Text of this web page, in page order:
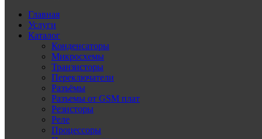
Главная
Услуги
Каталог
Конденсаторы
Микросхемы
Транзисторы
Переключатели
Разъёмы
Разъемы от GSM плат
Резисторы
Реле
Процессоры